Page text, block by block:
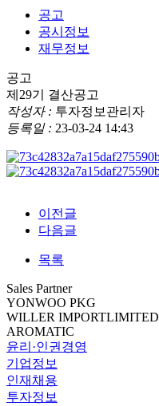
공고
공시정보
재무정보
공고
제29기 결산공고
작성자 : 투자정보관리자
등록일 : 23-03-24 14:43
이전글
다음글
목록
Sales Partner
YONWOO PKG
WILLER IMPORTLIMITED
AROMATIC
윤리·인권경영
기업정보
인재채용
투자정보